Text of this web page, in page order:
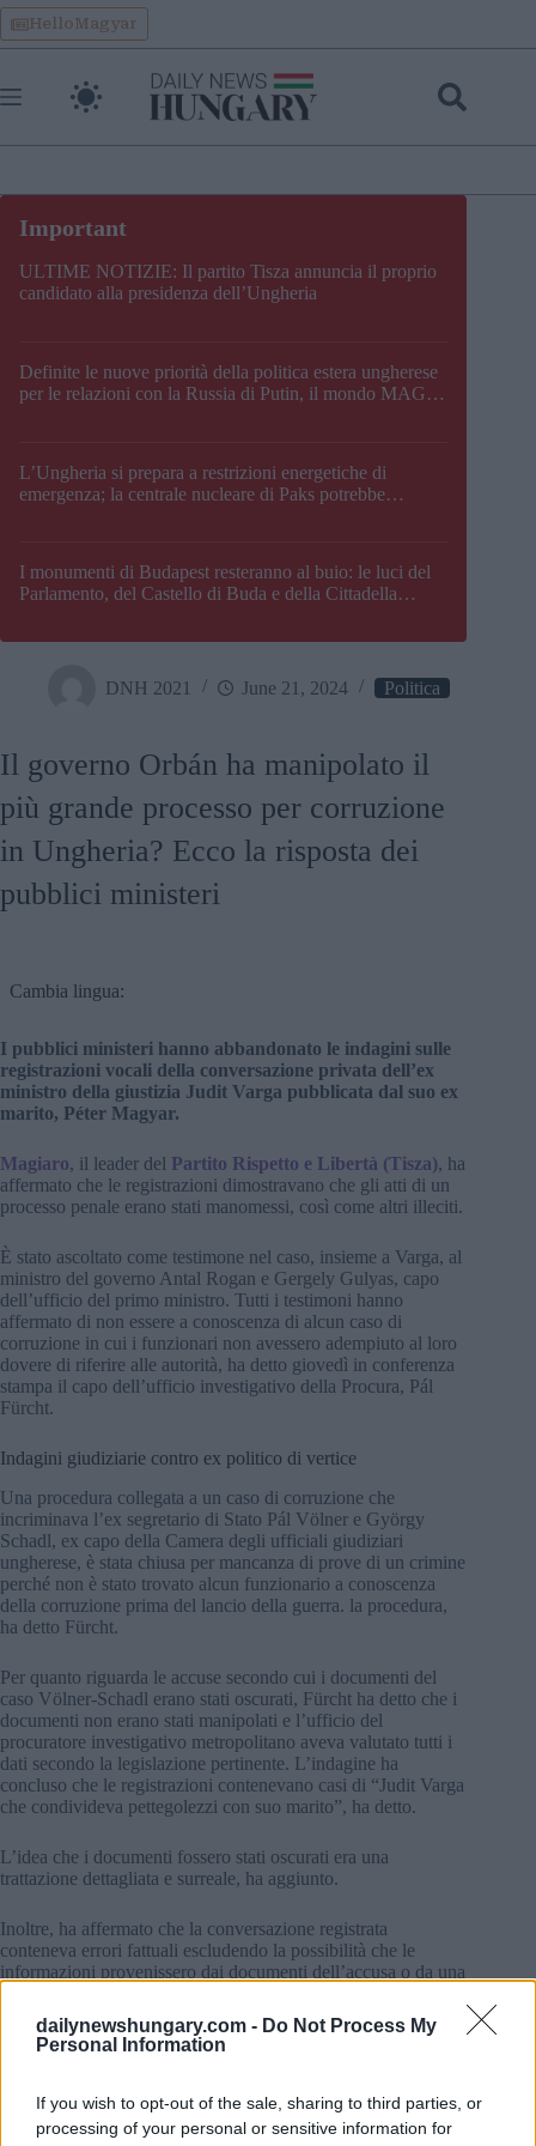
dailynewshungary.com - Do Not Process My
Personal Information
If you wish to opt-out of the sale, sharing to third parties, or
processing of your personal or sensitive information for
Skip
to
content
HelloMagyar
ULTIME NOTIZIE: Il partito Tisza annuncia il proprio
candidato alla presidenza dell’Ungheria
Definite le nuove priorità della politica estera ungherese
per le relazioni con la Russia di Putin, il mondo MAGA,
L’Ungheria si prepara a restrizioni energetiche di
emergenza; la centrale nucleare di Paks potrebbe
I monumenti di Budapest resteranno al buio: le luci del
Parlamento, del Castello di Buda e della Cittadella
DNH 2021 June 21, 2024 Politica
Il governo Orbán ha manipolato il
più grande processo per corruzione
in Ungheria? Ecco la risposta dei
pubblici ministeri
Cambia lingua:
I pubblici ministeri hanno abbandonato le indagini sulle
registrazioni vocali della conversazione privata dell’ex
ministro della giustizia Judit Varga pubblicata dal suo ex
marito, Péter Magyar.
Magiaro, il leader del Partito Rispetto e Libertà (Tisza), ha
affermato che le registrazioni dimostravano che gli atti di un
processo penale erano stati manomessi, così come altri illeciti.
È stato ascoltato come testimone nel caso, insieme a Varga, al
ministro del governo Antal Rogan e Gergely Gulyas, capo
dell’ufficio del primo ministro. Tutti i testimoni hanno
affermato di non essere a conoscenza di alcun caso di
corruzione in cui i funzionari non avessero adempiuto al loro
dovere di riferire alle autorità, ha detto giovedì in conferenza
stampa il capo dell’ufficio investigativo della Procura, Pál
Fürcht.
Indagini giudiziarie contro ex politico di vertice
Una procedura collegata a un caso di corruzione che
incriminava l’ex segretario di Stato Pál Völner e György
Schadl, ex capo della Camera degli ufficiali giudiziari
ungherese, è stata chiusa per mancanza di prove di un crimine
perché non è stato trovato alcun funzionario a conoscenza
della corruzione prima del lancio della guerra. la procedura,
ha detto Fürcht.
Per quanto riguarda le accuse secondo cui i documenti del
caso Völner-Schadl erano stati oscurati, Fürcht ha detto che i
documenti non erano stati manipolati e l’ufficio del
procuratore investigativo metropolitano aveva valutato tutti i
dati secondo la legislazione pertinente. L’indagine ha
concluso che le registrazioni contenevano casi di “Judit Varga
che condivideva pettegolezzi con suo marito”, ha detto.
L’idea che i documenti fossero stati oscurati era una
trattazione dettagliata e surreale, ha aggiunto.
Inoltre, ha affermato che la conversazione registrata
conteneva errori fattuali escludendo la possibilità che le
informazioni provenissero dai documenti dell’accusa o da una
Mancanza di prove
luoghi, anche presso la difesa e gli stessi sospettati, rendendo
impossibile la redazione, ha detto.